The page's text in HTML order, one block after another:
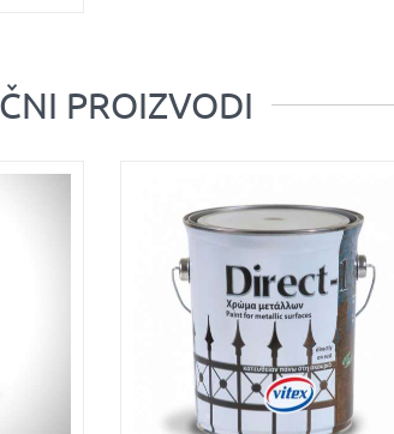
PROIZVODI